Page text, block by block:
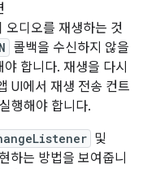
오디오를 재생하는 것
콜백을 수신하지 않을
합니다. 재생을 다시
UI에서 재생 전송 컨트
행해야 합니다.
및
하는 방법을 보여줍니